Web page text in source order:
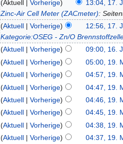
Aktuell Vorherige 13:04, 17.
Zinc-Air Cell Meter (ZACmeter):
Aktuell
Vorherige 12:56, 17.
Kategorie:OSEG - Zn/O
Aktuell
Vorherige 09:00, 16.
Aktuell
Vorherige 05:00, 19.
Aktuell
Vorherige 04:57, 19.
Aktuell
Vorherige 04:47, 19.
Aktuell
Vorherige 04:46, 19.
Aktuell
Vorherige 04:45, 19.
Aktuell
Vorherige 04:38, 19.
Aktuell
Vorherige 04:37, 19.